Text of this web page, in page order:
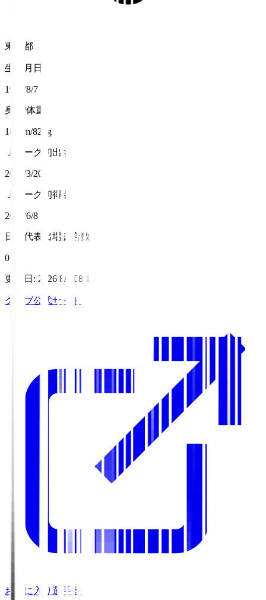
東京都
生年月日
1991/8/7
身長/体重
187cm/82kg
Ｊリーグ初出場
2016/3/20
Ｊリーグ初得点
2016/6/8
日本代表出場試合数
0
更新日 : 2026/8/7 08:11
クラブ公式サイト
お気に入り選手登録